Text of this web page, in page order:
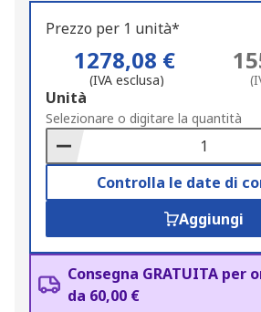
Prezzo per 1 unità*
1278,08 €
(IVA esclusa)
Add
to
Basket
Unità
Selezionare o digitare la quantità
Controlla le date di
Aggiungi
Consegna GRATUITA per
da 60,00 €